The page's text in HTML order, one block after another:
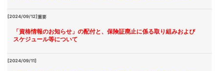
[2024/09/12]重要
「資格情報のお知らせ」の配付と、保険証廃止に係る取り組みおよび
スケジュール等について
[2024/09/11]